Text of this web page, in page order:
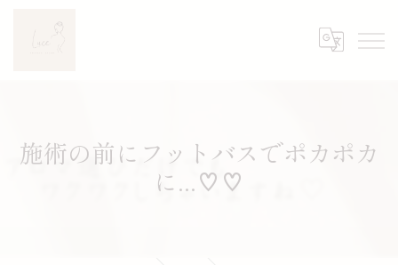
施術の前にフットバスでポカポカ
に...♡♡